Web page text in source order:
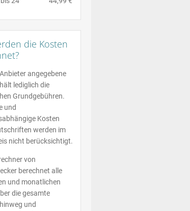
die Kosten
angegebene
lediglich die
Grundgebühren.
und
Kosten
werden im
nicht berücksichtigt.
von
berechnet alle
und monatlichen
die gesamte
und